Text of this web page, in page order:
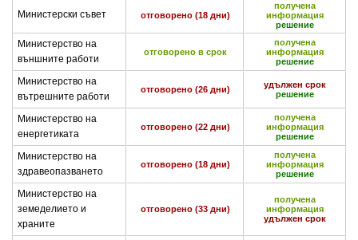
Министерски съвет отговорено (18 дни)
получена
информация
решение
Министерство на
външните работи
отговорено в срок
получена
информация
решение
Министерство на
вътрешните работи
отговорено (26 дни)
удължен срок
решение
Министерство на
енергетиката
отговорено (22 дни)
получена
информация
решение
Министерство на
здравеопазването
отговорено (18 дни)
получена
информация
решение
Министерство на
земеделието и
храните
отговорено (33 дни)
получена
информация
удължен срок